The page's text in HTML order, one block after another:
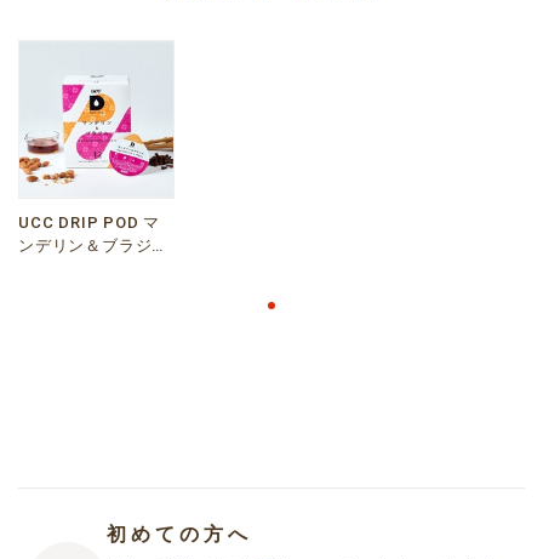
UCC DRIP POD マ
ンデリン＆ブラジル
初めての方へ